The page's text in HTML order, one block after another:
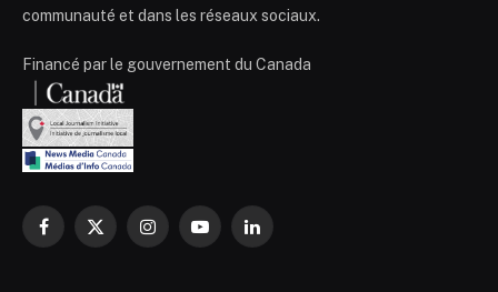
communauté et dans les réseaux sociaux.
Financé par le gouvernement du Canada
Facebook
X
InstagramYouTubeLinkedIn